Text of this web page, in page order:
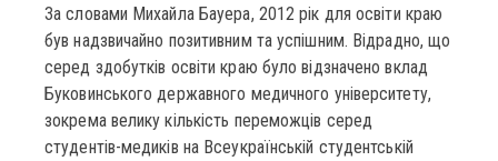
За словами Михайла Бауера, 2012 рік для освіти краю
був надзвичайно позитивним та успішним. Відрадно, що
серед здобутків освіти краю було відзначено вклад
Буковинського державного медичного університету,
зокрема велику кількість переможців серед
студентів-медиків на Всеукраїнській студентській